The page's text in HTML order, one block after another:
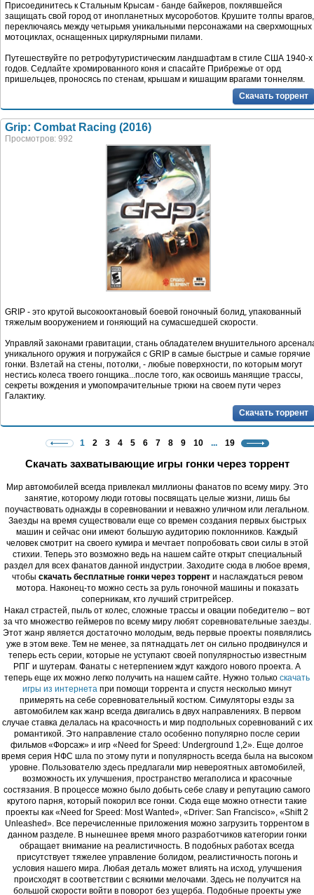
Присоединитесь к Стальным Крысам - банде байкеров, поклявшейся
защищать свой город от инопланетных мусороботов. Крушите толпы врагов,
переключаясь между четырьмя уникальными персонажами на сверхмощных
мотоциклах, оснащенных циркулярными пилами.
Путешествуйте по ретрофутуристическим ландшафтам в стиле США 1940-х
годов. Седлайте хромированного коня и спасайте Прибрежье от орд
пришельцев, проносясь по стенам, крышам и кишащим врагами тоннелям.
Скачать торрент
Grip: Combat Racing (2016)
Просмотров: 992
GRIP - это крутой высокооктановый боевой гоночный болид, упакованный
тяжелым вооружением и гоняющий на сумасшедшей скорости.
Управляй законами гравитации, стань обладателем внушительного
уникального оружия и погружайся с GRIP в самые быстрые и самые горячие
гонки. Взлетай на стены, потолки, - любые поверхности, по которым могут
нестись колеса твоего гонщика...после того, как освоишь манящие трассы,
секреты вождения и умопомрачительные трюки на своем пути через
Галактику.
Скачать торрент
1 2 3 4 5 6 7 8 9 10 ... 19
Скачать захватывающие игры гонки через торрент
Мир автомобилей всегда привлекал миллионы фанатов по всему миру. Это
занятие, которому люди готовы посвящать целые жизни, лишь бы
поучаствовать однажды в соревновании и неважно уличном или легальном.
Заезды на время существовали еще со времен создания первых быстрых
машин и сейчас они имеют большую аудиторию поклонников. Каждый
человек смотрит на своего кумира и мечтает попробовать свои силы в этой
стихии. Теперь это возможно ведь на нашем сайте открыт специальный
раздел для всех фанатов данной индустрии. Заходите сюда в любое время,
чтобы скачать бесплатные гонки через торренти наслаждаться ревом
мотора. Наконец-то можно сесть за руль гоночной машины и показать
соперникам, кто лучший стритрейсер.
Накал страстей, пыль от колес, сложные трассы и овации победителю – вот
за что множество геймеров по всему миру любят соревновательные заезды.
Этот жанр является достаточно молодым, ведь первые проекты появлялись
уже в этом веке. Тем не менее, за пятнадцать лет он сильно продвинулся и
теперь есть серии, которые не уступают своей популярностью известным
РПГ и шутерам. Фанаты с нетерпением ждут каждого нового проекта. А
теперь еще их можно легко получить на нашем сайте. Нужно только скачать
игры из интернетапри помощи торрента и спустя несколько минут
примерять на себе соревновательный костюм. Симуляторы езды за
автомобилем как жанр всегда двигались в двух направлениях. В первом
случае ставка делалась на красочность и мир подпольных соревнований с их
романтикой. Это направление стало особенно популярно после серии
фильмов «Форсаж» и игр «Need for Speed: Underground 1,2». Еще долгое
время серия НФС шла по этому пути и популярность всегда была на высоком
уровне. Пользователю здесь предлагали мир невероятных автомобилей,
возможность их улучшения, пространство мегаполиса и красочные
состязания. В процессе можно было добыть себе славу и репутацию самого
крутого парня, который покорил все гонки. Сюда еще можно отнести такие
проекты как «Need for Speed: Most Wanted», «Driver: San Francisco», «Shift 2
Unleashed». Все перечисленные приложения можно загрузить торрентом в
данном разделе. В нынешнее время много разработчиков категории гонки
обращает внимание на реалистичность. В подобных работах всегда
присутствует тяжелее управление болидом, реалистичность погонь и
условия нашего мира. Любая деталь может влиять на исход, улучшения
происходят в соответствии с всякими мелочами. Здесь не получится на
большой скорости войти в поворот без ущерба. Подобные проекты уже